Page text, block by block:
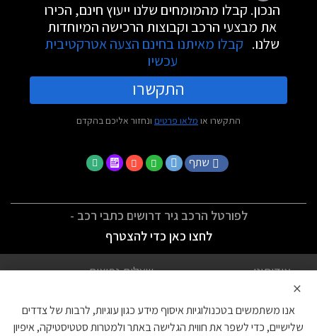
הנכון. קבלו מהמומחים שלנו ייעוץ חינם, הכירו
את מבצעי הרכב וקבוצות הרכישה המיוחדות
שלנו. קבלו מאיתנו בחינם הצעה אטרקטיבית
עכשיו
התקשרו
התקשרו או מלאו פרטים ונחזור אליכם בהקדם
שתף
לפורטל הרכב גיר דרושים כתבי רכב -
לחצו כאן כדי להצטרף
אודותינו
שאלות נפוצות
הצהרת נגישות
צור קשר
×
אנו משתמשים בטכנולוגיות איסוף מידע כגון עוגיות, לרבות של צדדים
שלישיים, כדי לשפר את חווית הגלישה באתר ולמטרות סטטיסטיקה, איפיון